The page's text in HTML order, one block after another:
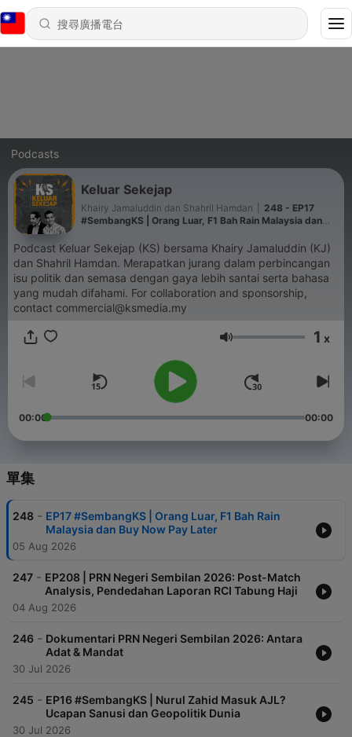
Podcasts
Keluar Sekejap
Khairy Jamaluddin dan Shahril Hamdan
248 - EP17
#SembangKS | Orang Luar, F1 Bah Rain Malaysia dan
Podcast Keluar Sekejap (KS) bersama Khairy Jamaluddin (KJ)
dan Shahril Hamdan. Merapatkan jurang dalam perbincangan
isu politik dan semasa dengan gaya lebih santai serta bahasa
yang mudah difahami. For collaboration and sponsorship,
contact commercial@ksmedia.my
音量 1 x
00:00 00:00
單集
248 - EP17 #SembangKS | Orang Luar, F1 Bah Rain
Malaysia dan Buy Now Pay Later
05 Aug 2026
247 - EP208 | PRN Negeri Sembilan 2026: Post-Match
Analysis, Pendedahan Laporan RCI Tabung Haji
04 Aug 2026
246 - Dokumentari PRN Negeri Sembilan 2026: Antara
Adat & Mandat
30 Jul 2026
245 - EP16 #SembangKS | Nurul Zahid Masuk AJL?
Ucapan Sanusi dan Geopolitik Dunia
30 Jul 2026